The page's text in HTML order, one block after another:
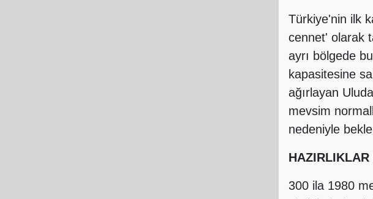
Türkiye'nin ilk
cennet' olarak
ayrı bölgede
kapasitesine
ağırlayan
mevsim
nedeniyle
HAZIRLIKLAR
300 ila 1980